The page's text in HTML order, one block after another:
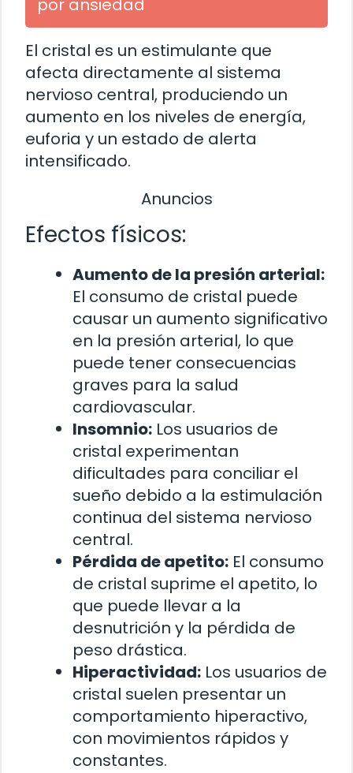
por ansiedad
El cristal es un estimulante que
afecta directamente al sistema
nervioso central, produciendo un
aumento en los niveles de energía,
euforia y un estado de alerta
intensificado.
Anuncios
Efectos físicos:
Aumento de la presión arterial:
El consumo de cristal puede
causar un aumento significativo
en la presión arterial, lo que
puede tener consecuencias
graves para la salud
cardiovascular.
Insomnio: Los usuarios de
cristal experimentan
dificultades para conciliar el
sueño debido a la estimulación
continua del sistema nervioso
central.
Pérdida de apetito: El consumo
de cristal suprime el apetito, lo
que puede llevar a la
desnutrición y la pérdida de
peso drástica.
Hiperactividad: Los usuarios de
cristal suelen presentar un
comportamiento hiperactivo,
con movimientos rápidos y
constantes.